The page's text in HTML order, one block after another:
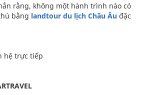
rằng, không một hành trình nào có
bằng landtour du lịch Châu Âu đặc
hệ trực tiếp